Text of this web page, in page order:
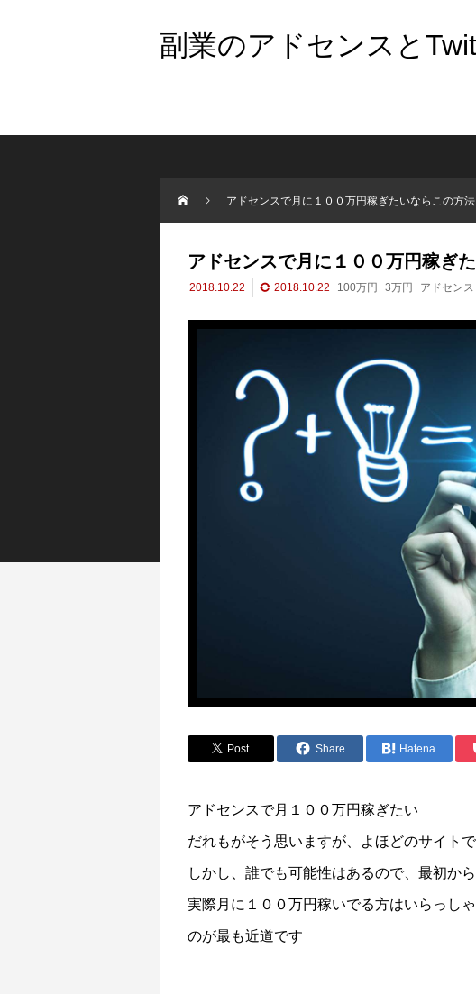
副業のアドセンスと
アドセンスで月に１００万円稼ぎたいならこの方
アドセンスで月に１００万円稼ぎ
2018.10.22 2018.10.22 100万円 3万円 アドセンス
Post Share Hatena
アドセンスで月１００万円稼ぎたい
だれもがそう思いますが、よほどのサイト
しかし、誰でも可能性はあるので、最初か
実際月に１００万円稼いでる方はいらっし
のが最も近道です